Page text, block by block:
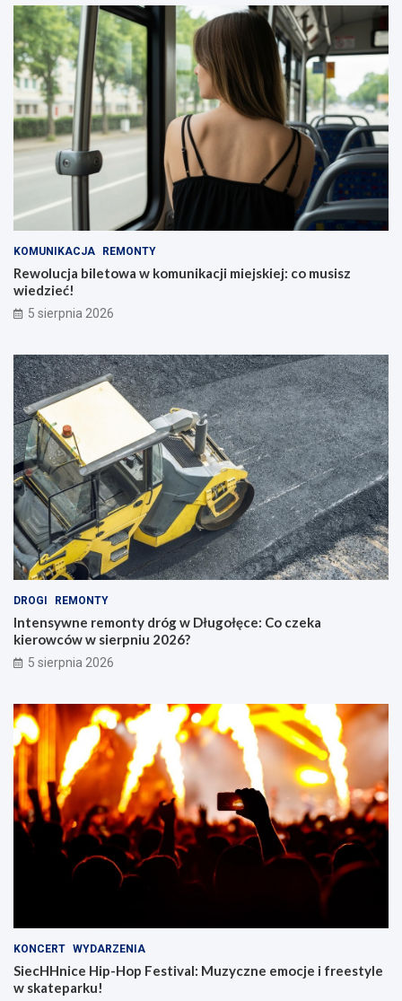
KOMUNIKACJA REMONTY
Rewolucja biletowa w komunikacji miejskiej: co musisz
wiedzieć!
5 sierpnia 2026
DROGI REMONTY
Intensywne remonty dróg w Długołęce: Co czeka
kierowców w sierpniu 2026?
5 sierpnia 2026
KONCERT WYDARZENIA
SiecHHnice Hip-Hop Festival: Muzyczne emocje i freestyle
w skateparku!